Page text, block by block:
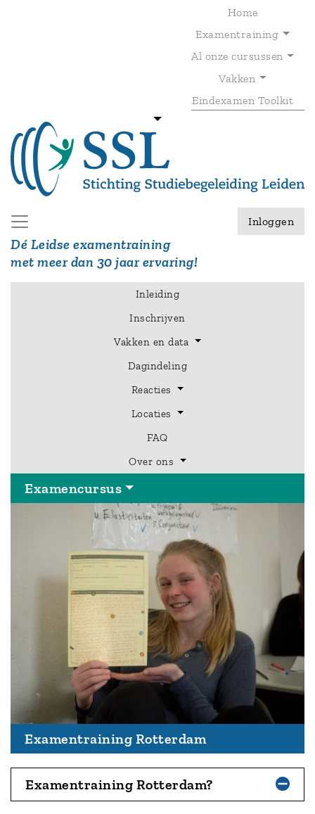
Home
Examentraining
Al onze cursussen
Vakken
Eindexamen Toolkit
Dé Leidse examentraining
met meer dan 30 jaar ervaring!
Inloggen
Inleiding
Inschrijven
Vakken en data
Dagindeling
Reacties
Locaties
FAQ
Over ons
Examencursus
Examentraining Rotterdam
Examentraining Rotterdam?